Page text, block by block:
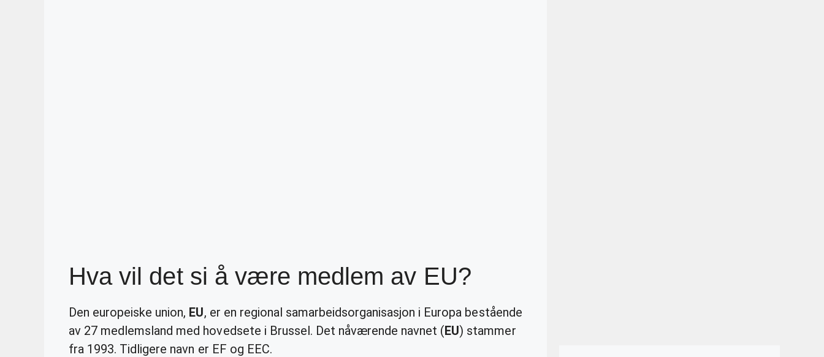
Hva vil det si å være medlem av EU?
Den europeiske union, EU, er en regional samarbeidsorganisasjon i Europa bestående
av 27 medlemsland med hovedsete i Brussel. Det nåværende navnet (EU) stammer
fra 1993. Tidligere navn er EF og EEC.